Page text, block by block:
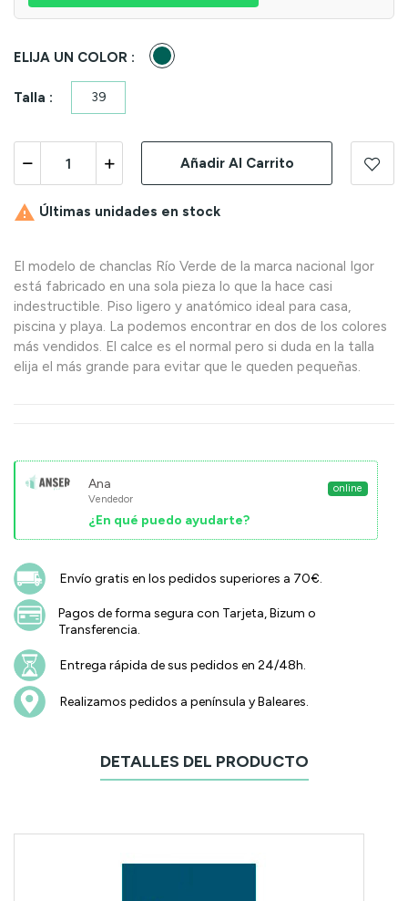
ELIJA UN COLOR : Verde
Talla : 39
Añadir Al Carrito
 Últimas unidades en stock
El modelo de chanclas Río Verde de la marca nacional Igor
está fabricado en una sola pieza lo que la hace casi
indestructible. Piso ligero y anatómico ideal para casa,
piscina y playa. La podemos encontrar en dos de los colores
más vendidos. El calce es el normal pero si duda en la talla
elija el más grande para evitar que le queden pequeñas.
Ana
Vendedor
¿En qué puedo ayudarte?
online
Envío gratis en los pedidos superiores a 70€.
Pagos de forma segura con Tarjeta, Bizum o
Transferencia.
Entrega rápida de sus pedidos en 24/48h.
Realizamos pedidos a península y Baleares.
DETALLES DEL PRODUCTO